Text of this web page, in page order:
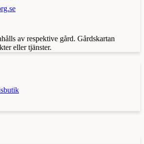
av respektive gård. Gårdskartan
eller tjänster.